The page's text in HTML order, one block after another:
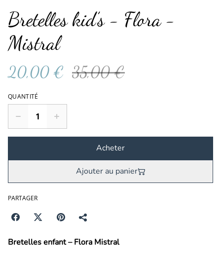
Bretelles kid’s - Flora -
Mistral
20,00 € 35,00 €
QUANTITÉ
Acheter
Ajouter au panier
PARTAGER
Bretelles enfant – Flora Mistral